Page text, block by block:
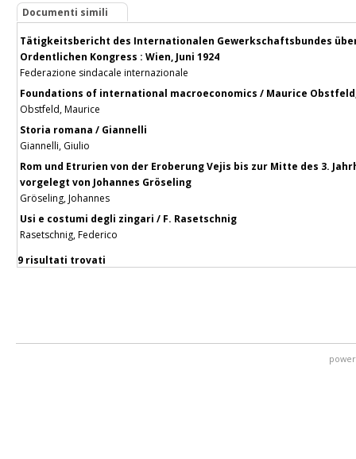
Documenti simili
Tätigkeitsbericht des Internationalen Gewerkschaftsbundes
Ordentlichen Kongress : Wien, Juni 1924
Federazione sindacale internazionale
Foundations of international macroeconomics / Maurice
Obstfeld, Maurice
Storia romana / Giannelli
Giannelli, Giulio
Rom und Etrurien von der Eroberung Vejis bis zur Mitte des 3.
vorgelegt von Johannes Gröseling
Gröseling, Johannes
Usi e costumi degli zingari / F. Rasetschnig
Rasetschnig, Federico
9 risultati trovati